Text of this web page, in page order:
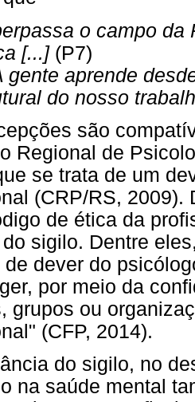
o campo da
[...](P7)
gente aprende
do nosso
são
Regional de
se trata de um
(CRP/RS, 2009).
de ética da
sigilo. Dentre
de dever do
por meio da
grupos ou
(CFP, 2014).
do sigilo, no
na saúde mental